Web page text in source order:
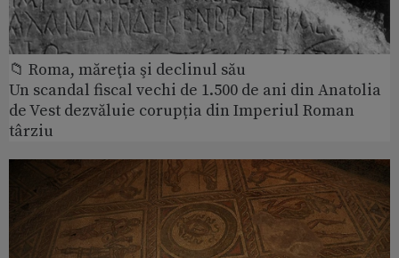
📁 Roma, măreţia şi declinul său
Un scandal fiscal vechi de 1.500 de ani din Anatolia
de Vest dezvăluie corupția din Imperiul Roman
târziu